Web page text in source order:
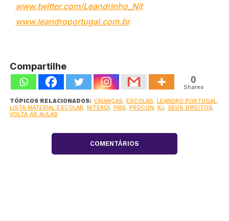
www.twitter.com/Leandrinho_Nit
www.leandroportugal.com.br
Compartilhe
0
Shares
TÓPICOS RELACIONADOS: CRIANÇAS, ESCOLAS, LEANDRO PORTUGAL,
LISTA MATERIAL ESCOLAR, NITERÓI, PAIS, PROCON, RJ, SEUS DIREITOS,
VOLTA ÁS AULAS
COMENTÁRIOS